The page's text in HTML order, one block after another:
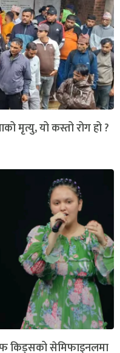
मृत्यु, यो कस्तो रोग हो ?
किड्सको सेमिफाइनलमा